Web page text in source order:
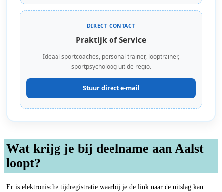
DIRECT CONTACT
Praktijk of Service
Ideaal sportcoaches, personal trainer, looptrainer,
sportpsycholoog uit de regio.
Stuur direct e-mail
Wat krijg je bij deelname aan Aalst
loopt?
Er is elektronische tijdregistratie waarbij je de link naar de uitslag kan